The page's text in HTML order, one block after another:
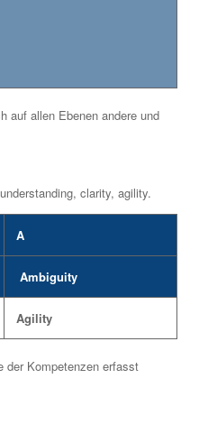
auf allen Ebenen andere und
clarity, agility.
A
Ambiguity
Agility
der Kompetenzen erfasst